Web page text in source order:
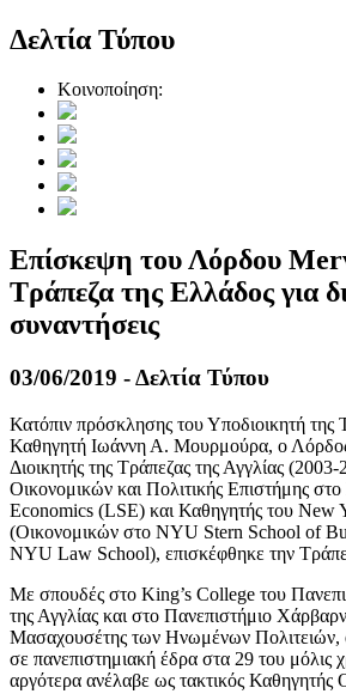
Δελτία Τύπου
Κοινοποίηση:
Επίσκεψη του Λόρδου
Τράπεζα της Ελλάδος για
συναντήσεις
03/06/2019 - Δελτία Τύπου
Κατόπιν πρόσκλησης του Υποδιοικητή της
Καθηγητή Ιωάννη Α. Μουρμούρα, ο
Διοικητής της Τράπεζας της Αγγλίας
Οικονομικών και Πολιτικής Επιστήμης
Economics (LSE) και Καθηγητής του
(Οικονομικών στο NYU Stern School of
NYU Law School), επισκέφθηκε την
Με σπουδές στο King’s College του
της Αγγλίας και στο Πανεπιστήμιο
Μασαχουσέτης των Ηνωμένων Πολιτειών,
σε πανεπιστημιακή έδρα στα 29 του μόλις
αργότερα ανέλαβε ως τακτικός Καθηγητής